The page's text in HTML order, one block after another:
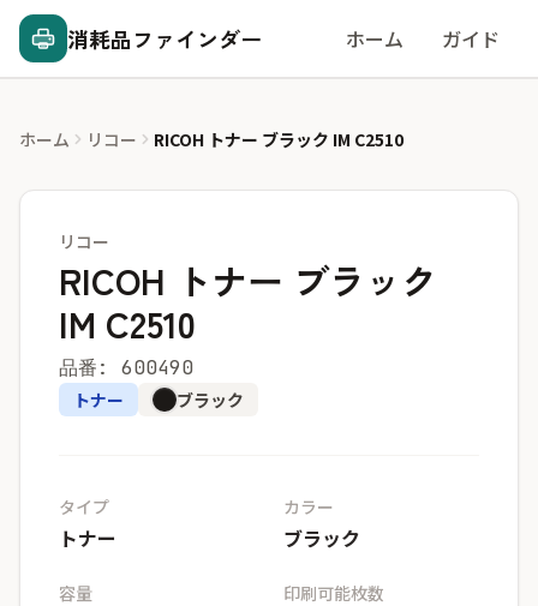
消耗品ファインダー ホーム ガイド
ホーム リコー RICOH トナー ブラック IM C2510
リコー
RICOH トナー ブラック
IM C2510
品番: 600490
トナー ブラック
タイプ
トナー
カラー
ブラック
容量 印刷可能枚数